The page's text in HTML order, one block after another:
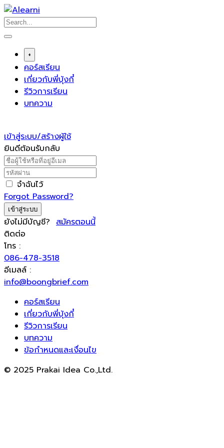
Skip
to
content
+
คอร์สเรียน
เกี่ยวกับพี่บุ้งกี๋
รีวิวการเรียน
บทความ
เข้าสู่ระบบ/สร้างผู้ใช้
ยินดีต้อนรับกลับ
จำฉันไว้
Forgot Password?
เข้าสู่ระบบ
ยังไม่มีบัญชี? สมัครตอนนี้
ติดต่อ
โทร :
086-478-3518
อีเมลล์ :
info@boongbrief.com
คอร์สเรียน
เกี่ยวกับพี่บุ้งกี๋
รีวิวการเรียน
บทความ
ข้อกำหนดและเงื่อนไข
© 2025 Prakai Idea Co.,Ltd.